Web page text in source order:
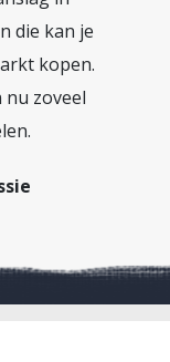
die kan je
kopen.
zoveel